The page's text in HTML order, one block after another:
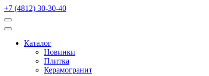
+7 (4812) 30-30-40
Каталог
Новинки
Плитка
Керамогранит